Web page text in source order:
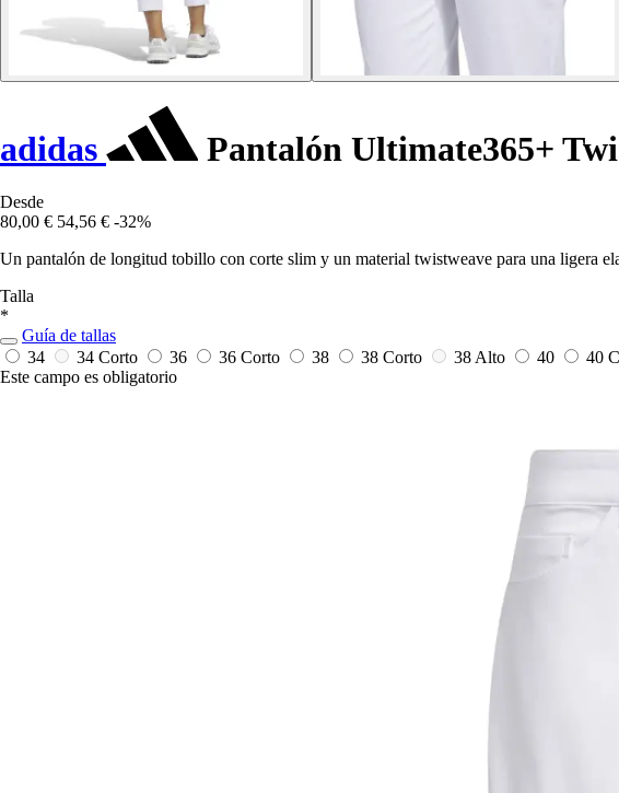
adidas Pantalón Ultimate365+
Desde
80,00 € 54,56 € -32%
Un pantalón de longitud tobillo con corte slim y un material twistweave para una ligera
Talla
*
Guía de tallas
34
34 Corto 36 36 Corto 38 38 Corto 38 Alto 40 40
Este campo es obligatorio